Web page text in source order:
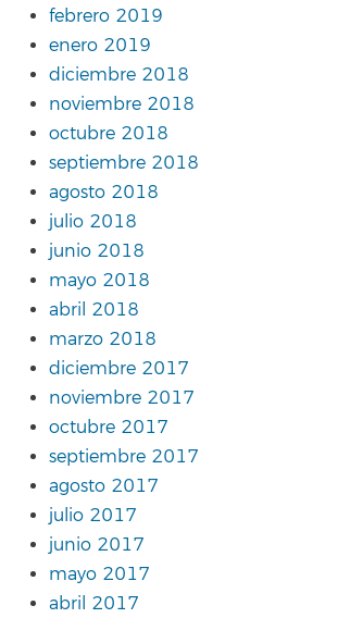
febrero 2019
enero 2019
diciembre 2018
noviembre 2018
octubre 2018
septiembre 2018
agosto 2018
julio 2018
junio 2018
mayo 2018
abril 2018
marzo 2018
diciembre 2017
noviembre 2017
octubre 2017
septiembre 2017
agosto 2017
julio 2017
junio 2017
mayo 2017
abril 2017